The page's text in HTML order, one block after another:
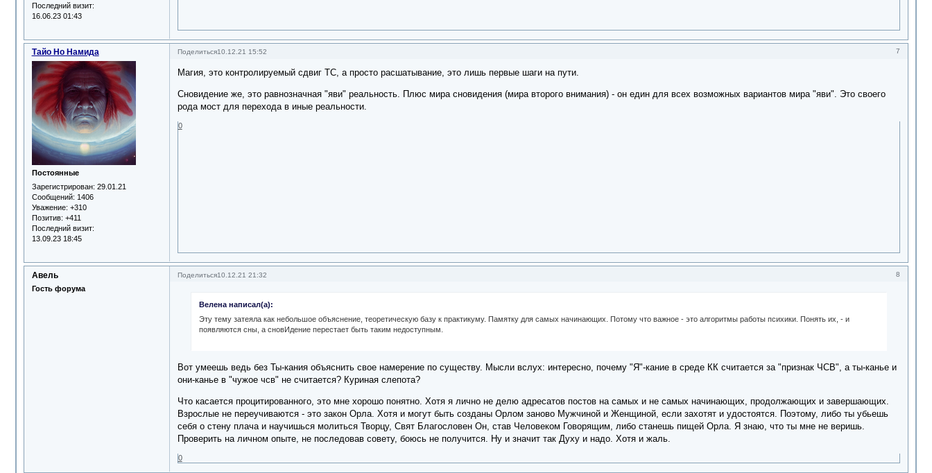
Последний визит:
16.06.23 01:43
Поделиться 7
10.12.21 15:52
Тайо Но Намида
Постоянные
Зарегистрирован: 29.01.21
Сообщений: 1406
Уважение: +310
Позитив: +411
Последний визит:
13.09.23 18:45
Магия, это контролируемый сдвиг ТС, а просто расшатывание, это лишь первые шаги на пути.
Сновидение же, это равнозначная "яви" реальность. Плюс мира сновидения (мира второго внимания) - он един для всех возможных вариантов мира "яви". Это своего
рода мост для перехода в иные реальности.
0
Поделиться 8
10.12.21 21:32
Авель
Гость форума
Велена написал(а):
Эту тему затеяла как небольшое объяснение, теоретическую базу к практикуму. Памятку для самых начинающих. Потому что важное - это алгоритмы работы психики. Понять их, - и
появляются сны, а сновИдение перестает быть таким недоступным.
Вот умеешь ведь без Ты-кания объяснить свое намерение по существу. Мысли вслух: интересно, почему "Я"-кание в среде КК считается за "признак ЧСВ", а ты-канье и
они-канье в "чужое чсв" не считается? Куриная слепота?
Что касается процитированного, это мне хорошо понятно. Хотя я лично не делю адресатов постов на самых и не самых начинающих, продолжающих и завершающих.
Взрослые не переучиваются - это закон Орла. Хотя и могут быть созданы Орлом заново Мужчиной и Женщиной, если захотят и удостоятся. Поэтому, либо ты убьешь
себя о стену плача и научишься молиться Творцу, Свят Благословен Он, став Человеком Говорящим, либо станешь пищей Орла. Я знаю, что ты мне не веришь.
Проверить на личном опыте, не последовав совету, боюсь не получится. Ну и значит так Духу и надо. Хотя и жаль.
0